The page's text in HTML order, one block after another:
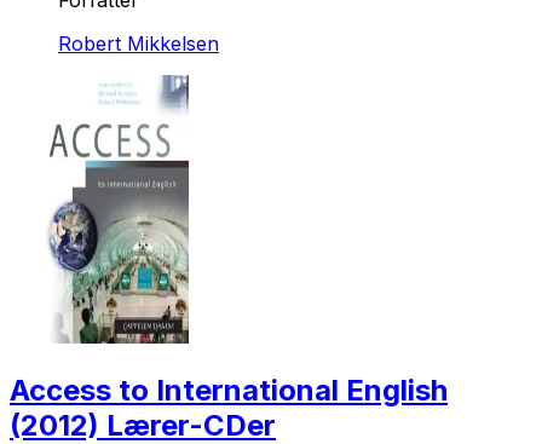
Robert Mikkelsen
Access to International English
(2012) Lærer-CDer